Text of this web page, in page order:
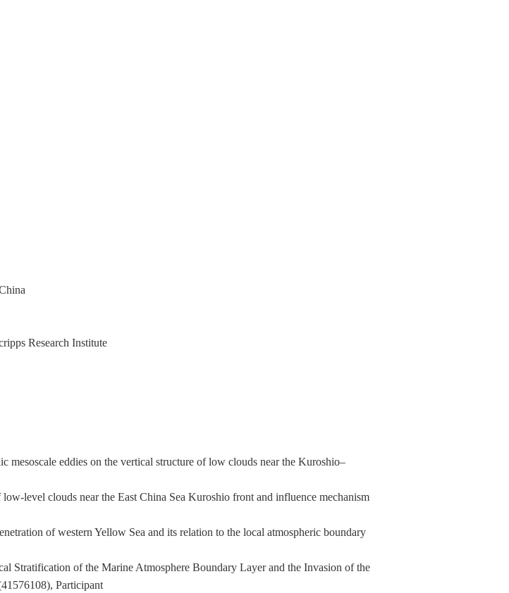
Research Institute
mesoscale eddies on the vertical structure of low clouds near the Kuroshio–
level clouds near the East China Sea Kuroshio front and influence mechanism
of western Yellow Sea and its relation to the local atmospheric boundary
Stratification of the Marine Atmosphere Boundary Layer and the Invasion of the
Participant